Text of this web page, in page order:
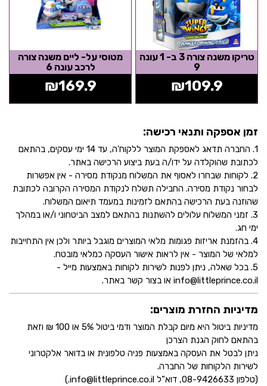
טריקו משנה צורה 3 ב- 1 עונה
9
₪109.9
מטוסי על- ליים משנה צורה
לרכב עונה 6
₪169.9
זמן אספקה ותנאי רכישה:
1. החברה תדאג לאספקת המוצר ללקוח'ה, עד 14 ימי עסקים, בהתאם
לכתובת שהוקלדה על ידו/ה בעת ביצוע הרכישה באתר.
2. לקוחות שבחרו לאסוף את המשלוח מנקודת מסירה - אין אפשרות
לבחור נקודת מסירה. החבילה תשלח לנקודת המסירה הקרובה לכתובת
שהוזנה בעת הרכישה בהתאם לזמינות במעמד תיאום המשלוח.
3. זמני המשלוח עלולים להשתנות בהתאם למצב הביטחוני ו/או במהלך
ימי חג.
4. בהזמנת אריזות פגומות מלאי המוצרים מוגבל ביותר ולכן אין התחייבות
למלאי של המוצר - אין לראות אישור העסקה כמלאי מובטח.
5. בכל שאלה, ניתן לפנות לשירות לקוחות באמצעות מייל -
info@littleprince.co.il או בצור קשר באתר.
מדיניות החזרת מוצרים:
מדיניות ביטול היא מיום קבלת המוצר ודמי ביטול 5% או 100 ₪ וזאת
בהתאם לחוק הגנת הצרכן
ניתן לבטל את העסקה באמצעות פניה טלפונית או בדואר אלקטרוני
לשירות הלקוחות של החברה.
(טלפון 08-9426633, דוא”ל info@littleprince.co.il.)